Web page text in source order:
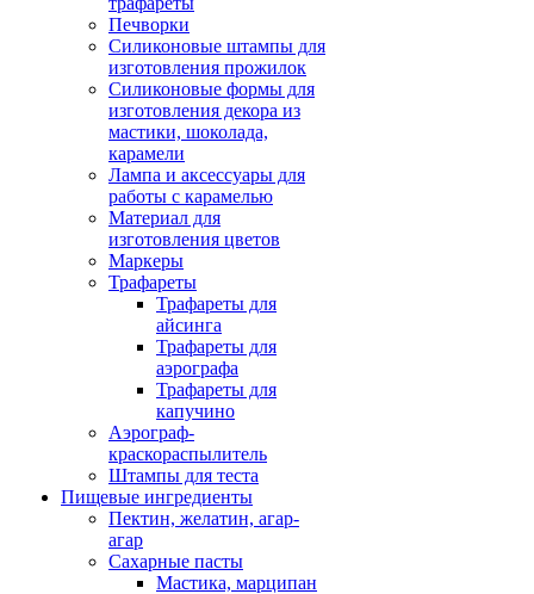
Печворки
Силиконовые штампы для
изготовления прожилок
Силиконовые формы для
изготовления декора из
мастики, шоколада,
карамели
Лампа и аксессуары для
работы с карамелью
Материал для
изготовления цветов
Маркеры
Трафареты
Трафареты для
айсинга
Трафареты для
аэрографа
Трафареты для
капучино
Аэрограф-
краскораспылитель
Штампы для теста
Пищевые ингредиенты
Пектин, желатин, агар-
агар
Сахарные пасты
Мастика, марципан